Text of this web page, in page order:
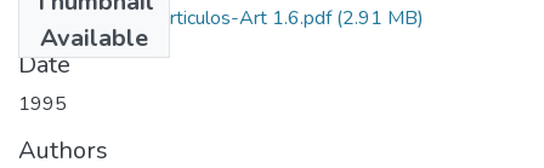
Available
1995-V13-N1-Articulos-Art 1.6.pdf(2.91 MB)
Date
1995
Authors